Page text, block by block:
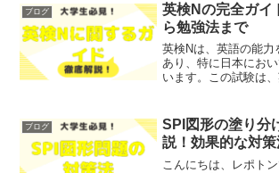
くの学生にとって魅
ています。国際機関に
ブログ
英検Nの完全ガイ
ら勉強法まで
英検Nは、英語の能
あり、特に日本にお
います。この試験は
ります。多くの人が「
かどうか」「どのよ
ブログ
SPI図形の塗り分
説！効果的な対策
こんにちは、レポト